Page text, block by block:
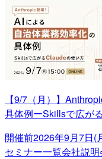
【9/7（月）】
具体例ーSkillsで広が
開催前2026年9月7日(
セミナー一覧会社説